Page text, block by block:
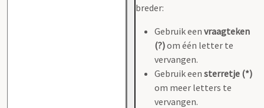
breder:
Gebruik een vraagteken
(?)om één letter te
vervangen.
Gebruik een sterretje (*)
om meer letters te
vervangen.